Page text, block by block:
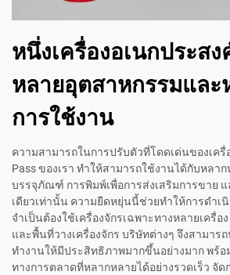
หนึ่งเครื่องอเนกประสง
หลายอุตสาหกรรมและ
การใช้งาน
ความสามารถในการปรับตัวที่โดดเด่นของเค
Pass ของเรา ทำให้สามารถใช้งานได้กับหลา
บรรจุภัณฑ์ การพิมพ์เพื่อการส่งเสริมการขาย
เดียวเท่านั้น ความยืดหยุ่นนี้ช่วยทำให้การดำเ
จำเป็นต้องใช้เครื่องจักรเฉพาะทางหลายเครื่
และพื้นที่วางเครื่องจักร บริษัทต่างๆ จึงสามาร
ทำงานให้มีประสิทธิภาพมากขึ้นอย่างมาก พร้อ
ทางการตลาดที่หลากหลายได้อย่างรวดเร็ว จั